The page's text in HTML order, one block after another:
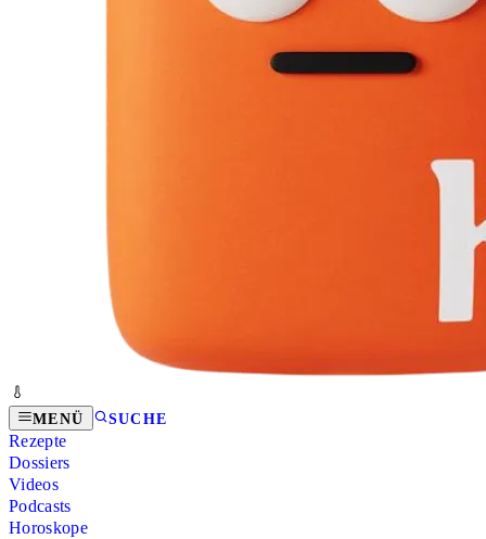
MENÜ SUCHE
Rezepte
Dossiers
Videos
Podcasts
Horoskope